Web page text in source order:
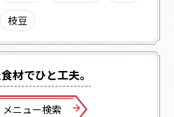
枝豆
材でひと⼯夫。
ニュー検索